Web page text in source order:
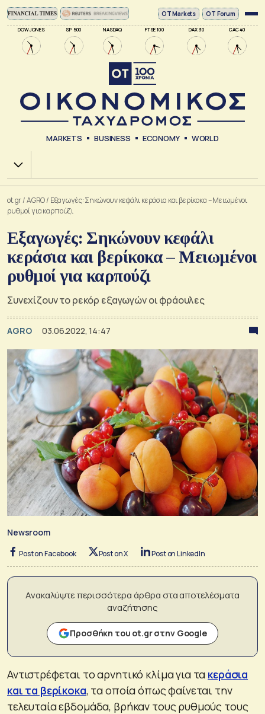
DOW JONES SP 500 NASDAQ FTSE 100 DAX 30 CAC 40
ΟΤ Markets OT Forum
MARKETS BUSINESS ECONOMY WORLD
Χ.Α.
ot.gr/AGRO/ Εξαγωγές: Σηκώνουν κεφάλι κεράσια και βερίκοκα – Μειωμένοι
ρυθμοί για καρπούζι
Εξαγωγές: Σηκώνουν κεφάλι
κεράσια και βερίκοκα – Μειωμένοι
ρυθμοί για καρπούζι
Συνεχίζουν το ρεκόρ εξαγωγών οι φράουλες
AGRO 03.06.2022, 14:47
Newsroom
Post on Facebook Post on X Post on LinkedIn
Ανακαλύψτε περισσότερα άρθρα στα αποτελέσματα
αναζήτησης
Προσθήκη του ot.gr στην Google
Αντιστρέφεται το αρνητικό κλίμα για τα κεράσια
και τα βερίκοκα, τα οποία όπως φαίνεται την
τελευταία εβδομάδα, βρήκαν τους ρυθμούς τους